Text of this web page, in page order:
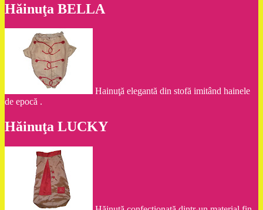
Hăinuţa BELLA
Hainuţă elegantă din stofă imitând hainele
de epocă .
Hăinuţa LUCKY